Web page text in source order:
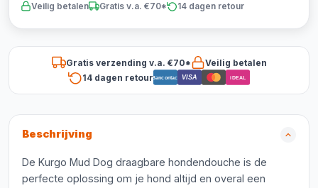
Veilig betalen Gratis v.a. €70* 14 dagen retour
Gratis verzending v.a. €70*
Veilig betalen
14 dagen retourBancontact VISA iDEAL
Beschrijving
De Kurgo Mud Dog draagbare hondendouche is de
perfecte oplossing om je hond altijd en overal een